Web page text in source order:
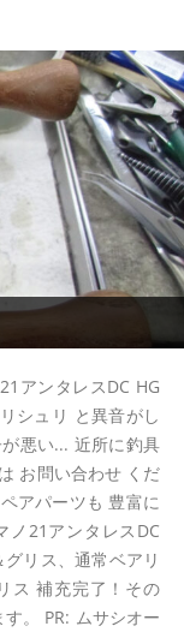
アンタレスDC HG
シュリ と異音がし
悪い... 近所に釣具
お問い合わせ くだ
アパーツも 豊富に
ノ21アンタレスDC
リス、通常ベアリ
ス 補充完了！その
。 PR: ムサシオー